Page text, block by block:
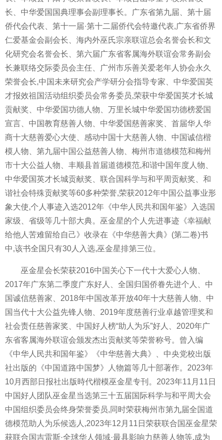
长、中华爱国国典理事会副理事长。广东省第九届、第十届
侨代会代表、第十一届·第十二届侨代会特邀代表,广东省侨界
仁爱基金会副会长、海内外巫氏宗亲联谊总会名誉会长和文
化研究会名誉会长、第六届广东省客属海外联谊会常务副会
长兼联络交际委员会主任、广州市乐善关爱老年人协会永久
荣誉会长,中国未来研究会产学研分会指导专家、中华爱国英
才报效祖国活动组织委员会常务委员,荣获中华爱国英才长城
贡献奖、中华爱国功德人物、万里长城中华爱国功德榜爱国
宣言、中国教育慈善人物、中华爱国慈善家奖、首届华人华
商十大慈善爱心大使、感动中国十大慈善人物、中国诚信楷
模人物、第九届中国公益慈善人物、梅州市道德模范和梅州
市十大公益人物、丰顺县首届道德模范,和谐中国年度人物、
中华爱国英才长城贡献奖、联合国科学与和平周贡献奖、和
谐社会特殊贡献奖等60多种荣誉,荣获2012年中国公益事业形
象大使,个人事迹入选2012年《中华人民共和国年鉴》入选国
家级、省级等几十部大典。巫金星的个人先进事迹《幸福献
给他人苦难留给自己》收录在《中华慈善大典》(第二卷)书
中,该书全国只有30人入选,巫金星排第三位。
巫金星会长荣获2016中国关心下一代十大爱心人物、
2017年广东第二季度广东好人、全国归国侨眷先进个人、中
国诚信慈善家、2018年中国改革开放40年十大慈善人物、中
国当代十大公益先锋人物、2019年度慈善行业卓越管理奖和
社会责任慈善家奖、中国好人榜“助人为乐”好人、2020年广
东省客属海外联谊会颁发杰出贡献奖等荣誉称号。曾入编
《中华人民共和国年鉴》《中华慈善大典》、中央党校出版
社出版的《中国道路中国梦》人物篇等几十部著作。2023年
10月西部日报社出版時代楷模巫金星专刊。2023年11月11日
中国好人团队巫金星当选第三十五届国际科学与和平周大会
中国组织委员会终身荣誉委员,同时荣获梅州市第九届全国道
德模范助人为乐候选人,2023年12月11日荣获联合国巫金星荣
获联合国吉雷斯·全球华人领域·最具影响力慈善人物等,成为